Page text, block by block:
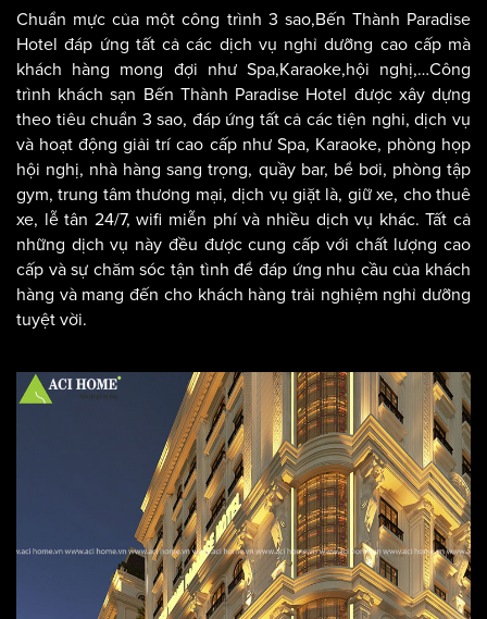
Chuẩn mực của một công trình 3 sao,Bến Thành Paradise
Hotel đáp ứng tất cả các dịch vụ nghỉ dưỡng cao cấp mà
khách hàng mong đợi như Spa,Karaoke,hội nghị,…Công
trình khách sạn Bến Thành Paradise Hotel được xây dựng
theo tiêu chuẩn 3 sao, đáp ứng tất cả các tiện nghi, dịch vụ
và hoạt động giải trí cao cấp như Spa, Karaoke, phòng họp
hội nghị, nhà hàng sang trọng, quầy bar, bể bơi, phòng tập
gym, trung tâm thương mại, dịch vụ giặt là, giữ xe, cho thuê
xe, lễ tân 24/7, wifi miễn phí và nhiều dịch vụ khác. Tất cả
những dịch vụ này đều được cung cấp với chất lượng cao
cấp và sự chăm sóc tận tình để đáp ứng nhu cầu của khách
hàng và mang đến cho khách hàng trải nghiệm nghỉ dưỡng